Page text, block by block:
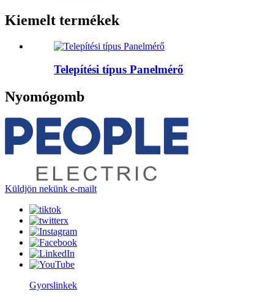
Kiemelt termékek
Telepítési típus Panelmérő
Nyomógomb
Küldjön nekünk e-mailt
Gyorslinkek